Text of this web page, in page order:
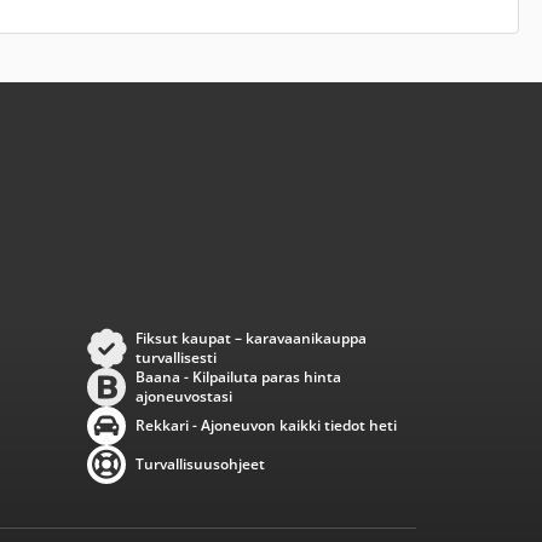
Fiksut kaupat – karavaanikauppa
turvallisesti
Baana - Kilpailuta paras hinta
ajoneuvostasi
Rekkari - Ajoneuvon kaikki tiedot heti
Turvallisuusohjeet